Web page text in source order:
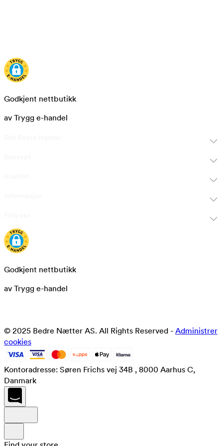
Godkjent nettbutikk
av Trygg e-handel
Godkjent nettbutikk
av Trygg e-handel
© 2025 Bedre Nætter AS. All Rights Reserved - Administrer
cookies
Kontoradresse: Søren Frichs vej 34B , 8000 Aarhus C,
Danmark